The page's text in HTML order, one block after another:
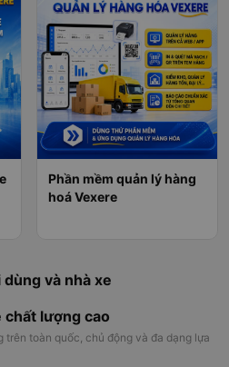
Phần mềm quản lý hàng
hoá Vexere
và nhà xe
lượng cao
toàn quốc, chủ động và đa dạng lựa